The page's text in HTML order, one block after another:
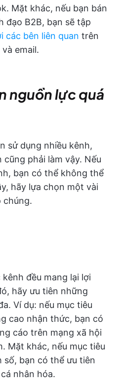
Mặt khác, nếu bạn bán
đạo B2B, bạn sẽ tập
các bên liên quan trên
email.
nguồn lực quá
sử dụng nhiều kênh,
phải làm vậy. Nếu
bạn có thể không thể
hãy lựa chọn một vài
chúng.
đều mang lại lợi
hãy ưu tiên những
Ví dụ: nếu mục tiêu
cao nhận thức, bạn có
cáo trên mạng xã hội
Mặt khác, nếu mục tiêu
số, bạn có thể ưu tiên
nhân hóa.